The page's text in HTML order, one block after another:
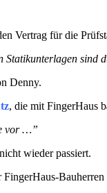
Vertrag für die
sind
Denny.
z, die mit FingerHaus
vor …”
wieder passiert.
FingerHaus-Bauherren